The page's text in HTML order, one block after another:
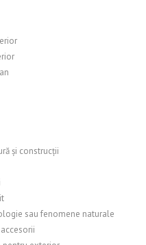
și construcții
sau fenomene naturale